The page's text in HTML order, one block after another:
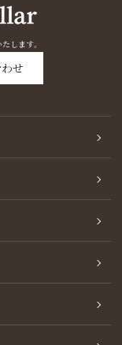
します。
せ